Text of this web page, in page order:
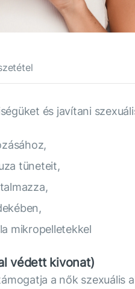
és javítani
tüneteit,
mikropelletekkel
védett kivonat)
a nők szexuális